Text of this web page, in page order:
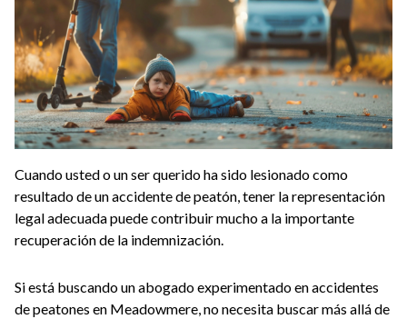
Cuando usted o un ser querido ha sido lesionado como
resultado de un accidente de peatón, tener la representación
legal adecuada puede contribuir mucho a la importante
recuperación de la indemnización.
Si está buscando un abogado experimentado en accidentes
de peatones en Meadowmere, no necesita buscar más allá de